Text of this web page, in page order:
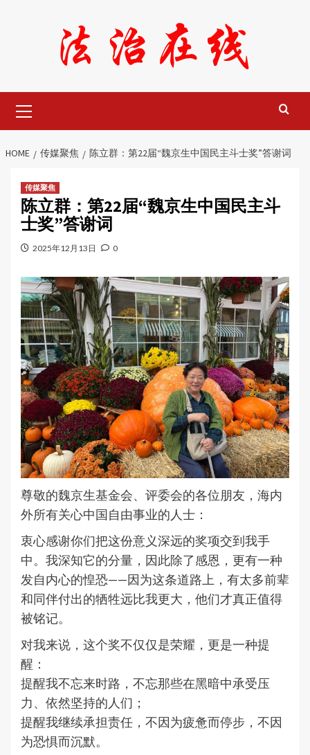
Menu
HOME 传媒聚焦 陈立群：第22届“魏京生中国民主斗士奖”答谢词
传媒聚焦
陈立群：第22届“魏京生中国民主斗
士奖”答谢词
2025年12月13日 0
尊敬的魏京生基金会、评委会的各位朋友，海内
外所有关心中国自由事业的人士：
衷心感谢你们把这份意义深远的奖项交到我手
中。我深知它的分量，因此除了感恩，更有一种
发自内心的惶恐——因为这条道路上，有太多前辈
和同伴付出的牺牲远比我更大，他们才真正值得
被铭记。
对我来说，这个奖不仅仅是荣耀，更是一种提
醒：
提醒我不忘来时路，不忘那些在黑暗中承受压
力、依然坚持的人们；
提醒我继续承担责任，不因为疲惫而停步，不因
为恐惧而沉默。